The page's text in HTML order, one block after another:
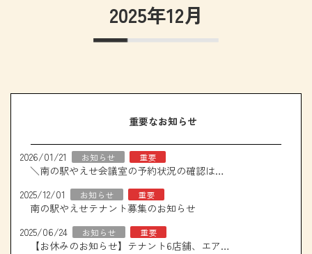
2025年12月
重要なお知らせ
2026/01/21 お知らせ 重要
＼南の駅やえせ会議室の予約状況の確認はこちら！／
2025/12/01
お知らせ 重要
南の駅やえせテナント募集のお知らせ
2025/06/24
お知らせ 重要
【お休みのお知らせ】テナント6店舗、エアコン取り換え工事について